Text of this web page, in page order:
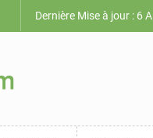
Dernière Mise à jour : 6